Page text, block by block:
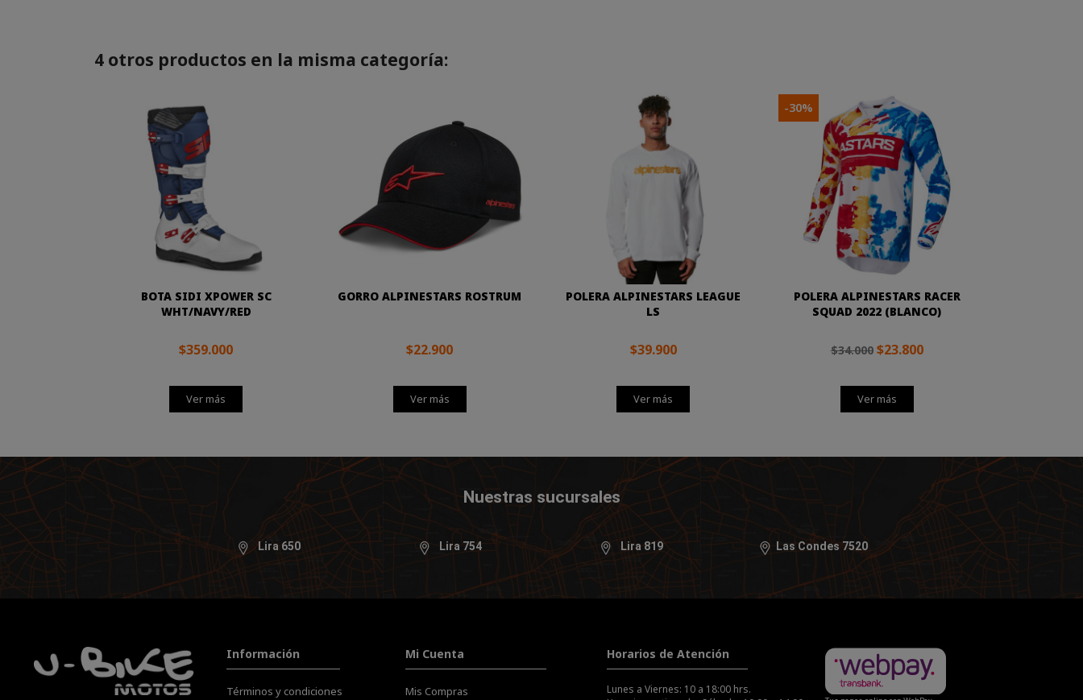
4 otros productos en la misma categoría:
BOTA SIDI XPOWER SC
WHT/NAVY/RED
$359.000
Ver más
GORRO ALPINESTARS ROSTRUM
$22.900
Ver más
POLERA ALPINESTARS LEAGUE
LS
$39.900
Ver más
POLERA ALPINESTARS RACER
SQUAD 2022 (BLANCO)
$34.000 $23.800
Ver más
-30%
Nuestras sucursales
Lira 650 Lira 754 Lira 819 Las Condes 7520
Información
Términos y condiciones
Mi Cuenta
Mis Compras
Horarios de Atención
Lunes a Viernes: 10 a 18:00 hrs.